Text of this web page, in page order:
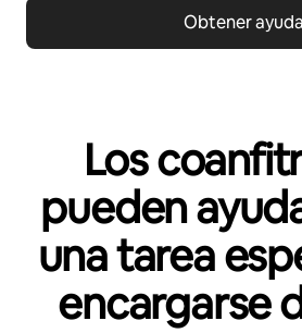
Obtener ayuda
Los
pueden
una tarea
encargarse